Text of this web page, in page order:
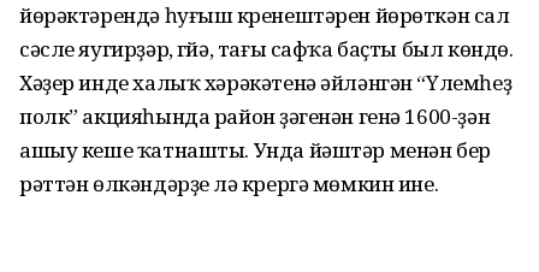
йөрәктәрендә һуғыш күренештәрен йөрөткән сал
сәсле яугирҙәр, гүйә, тағы сафҡа баҫты был көндө.
Хәҙер инде халыҡ хәрәкәтенә әйләнгән “Үлемһеҙ
полк” акцияһында район үҙәгенән генә 1600-ҙән
ашыу кеше ҡатнашты. Унда йәштәр менән бер
рәттән өлкәндәрҙе лә күрергә мөмкин ине.